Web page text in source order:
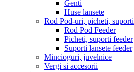
Genti
Huse lansete
Rod Pod-uri, picheti, suporti
Rod Pod Feeder
Picheti, suporti feeder
Suporti lansete feeder
Mincioguri, juvelnice
Vergi si accesorii